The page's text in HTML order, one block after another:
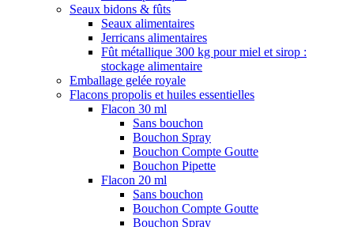
Seaux bidons & fûts
Seaux alimentaires
Jerricans alimentaires
Fût métallique 300 kg pour miel et sirop :
stockage alimentaire
Emballage gelée royale
Flacons propolis et huiles essentielles
Flacon 30 ml
Sans bouchon
Bouchon Spray
Bouchon Compte Goutte
Bouchon Pipette
Flacon 20 ml
Sans bouchon
Bouchon Compte Goutte
Bouchon Spray